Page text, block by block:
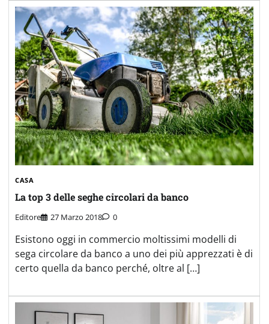
CASA
La top 3 delle seghe circolari da banco
Editore 27 Marzo 2018 0
Esistono oggi in commercio moltissimi modelli di
sega circolare da banco a uno dei più apprezzati è di
certo quella da banco perché, oltre al […]